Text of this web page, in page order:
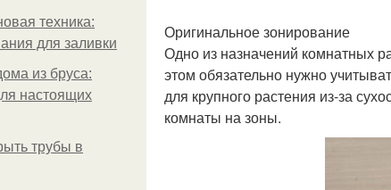
техника:
для заливки
из бруса:
настоящих
трубы в
Оригинальное зонирование
Одно из назначений комнатных
этом обязательно нужно
для крупного растения из-за
комнаты на зоны.